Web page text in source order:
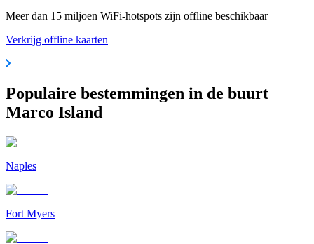
Meer dan 15 miljoen WiFi-hotspots zijn offline beschikbaar
Verkrijg offline kaarten
Populaire bestemmingen in de buurt
Marco Island
Naples
Fort Myers